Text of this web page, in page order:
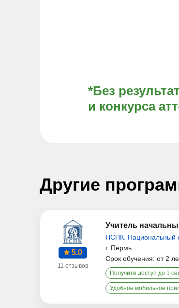
*Без
и конкурса
Другие
5.0
11 отзывов
Учитель
НСПК. Национальный
г. Пермь
Срок обучения: от 2
Получите доступ до 1
Удобное мобильное